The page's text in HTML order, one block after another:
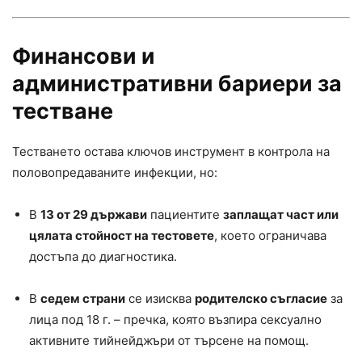
Финансови и
административни бариери за
тестване
Тестването остава ключов инструмент в контрола на
половопредаваните инфекции, но:
В 13 от 29 държави пациентите заплащат част или
цялата стойност на тестовете, което ограничава
достъпа до диагностика.
В седем страни се изисква родителско съгласие за
лица под 18 г. – пречка, която възпира сексуално
активните тийнейджъри от търсене на помощ.